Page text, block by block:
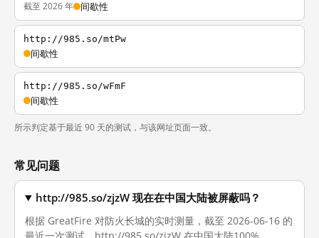
截至 2026 年 间歇性
http://985.so/mtPw
间歇性
http://985.so/wFmF
间歇性
所示判定基于最近 90 天的测试，与该网址页面一致。
常见问题
http://985.so/zjzW 现在在中国大陆被屏蔽吗？
根据 GreatFire 对防火长城的实时测量，截至 2026-06-16 的